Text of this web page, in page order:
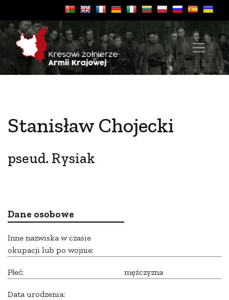
Stanisław Chojecki
pseud. Rysiak
Dane osobowe
Inne nazwiska w czasie
okupacji lub po wojnie:
Płeć: mężczyzna
Data urodzenia: